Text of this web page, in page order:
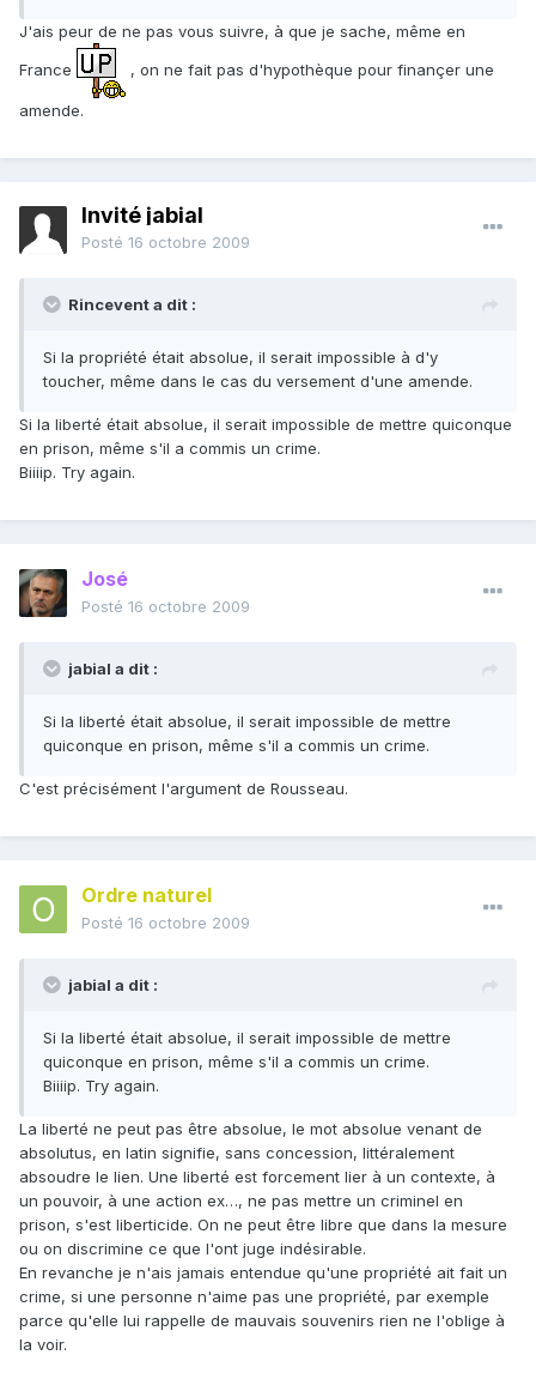
J'ais peur de ne pas vous suivre, à que je sache, même en
France
, on ne fait pas d'hypothèque pour finançer une
amende.
Invité jabial
Posté 16 octobre 2009
Rincevent a dit :
Si la propriété était absolue, il serait impossible à d'y
toucher, même dans le cas du versement d'une amende.
Si la liberté était absolue, il serait impossible de mettre quiconque
en prison, même s'il a commis un crime.
Biiiip. Try again.
José
Posté 16 octobre 2009
jabial a dit :
Si la liberté était absolue, il serait impossible de mettre
quiconque en prison, même s'il a commis un crime.
C'est précisément l'argument de Rousseau.
Ordre naturel
Posté 16 octobre 2009
jabial a dit :
Si la liberté était absolue, il serait impossible de mettre
quiconque en prison, même s'il a commis un crime.
Biiiip. Try again.
La liberté ne peut pas être absolue, le mot absolue venant de
absolutus, en latin signifie, sans concession, littéralement
absoudre le lien. Une liberté est forcement lier à un contexte, à
un pouvoir, à une action ex…, ne pas mettre un criminel en
prison, s'est liberticide. On ne peut être libre que dans la mesure
ou on discrimine ce que l'ont juge indésirable.
En revanche je n'ais jamais entendue qu'une propriété ait fait un
crime, si une personne n'aime pas une propriété, par exemple
parce qu'elle lui rappelle de mauvais souvenirs rien ne l'oblige à
la voir.